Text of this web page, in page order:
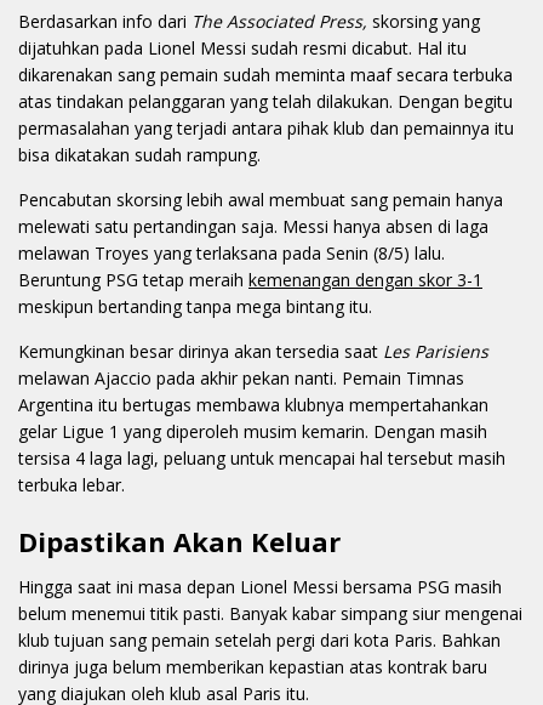
Berdasarkan info dari The Associated Press, skorsing yang
dijatuhkan pada Lionel Messi sudah resmi dicabut. Hal itu
dikarenakan sang pemain sudah meminta maaf secara terbuka
atas tindakan pelanggaran yang telah dilakukan. Dengan begitu
permasalahan yang terjadi antara pihak klub dan pemainnya itu
bisa dikatakan sudah rampung.
Pencabutan skorsing lebih awal membuat sang pemain hanya
melewati satu pertandingan saja. Messi hanya absen di laga
melawan Troyes yang terlaksana pada Senin (8/5) lalu.
Beruntung PSG tetap meraih kemenangan dengan skor 3-1
meskipun bertanding tanpa mega bintang itu.
Kemungkinan besar dirinya akan tersedia saat Les Parisiens
melawan Ajaccio pada akhir pekan nanti. Pemain Timnas
Argentina itu bertugas membawa klubnya mempertahankan
gelar Ligue 1 yang diperoleh musim kemarin. Dengan masih
tersisa 4 laga lagi, peluang untuk mencapai hal tersebut masih
terbuka lebar.
Dipastikan Akan Keluar
Hingga saat ini masa depan Lionel Messi bersama PSG masih
belum menemui titik pasti. Banyak kabar simpang siur mengenai
klub tujuan sang pemain setelah pergi dari kota Paris. Bahkan
dirinya juga belum memberikan kepastian atas kontrak baru
yang diajukan oleh klub asal Paris itu.